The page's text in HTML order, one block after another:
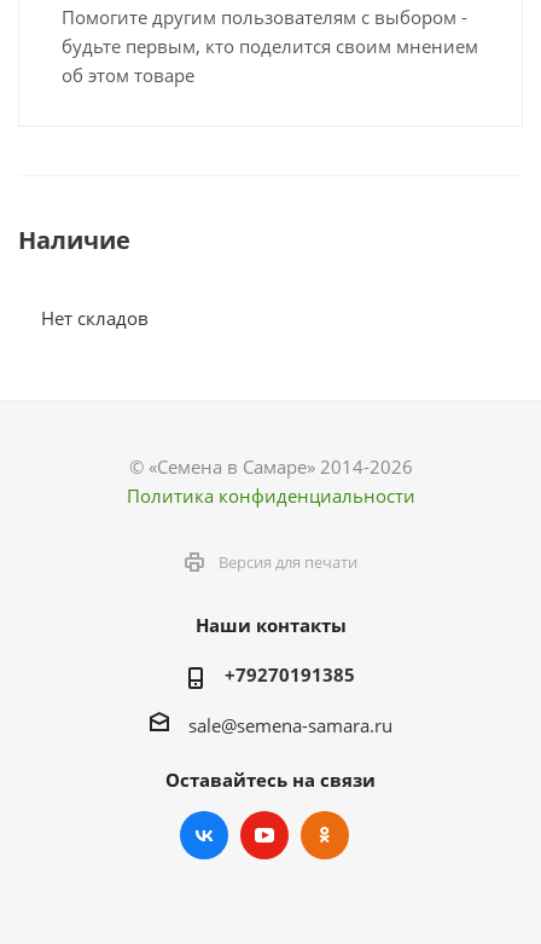
Помогите другим пользователям с выбором -
будьте первым, кто поделится своим мнением
об этом товаре
Наличие
Нет складов
© «Семена в Самаре» 2014-2026
Политика конфиденциальности
Версия для печати
Наши контакты
+79270191385
sale@semena-samara.ru
Оставайтесь на связи